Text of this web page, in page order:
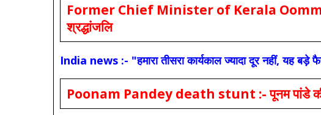
Former Chief Minister of Kerala
श्रद्धांजलि
India news :- "हमारा तीसरा कार्यकाल ज्यादा दूर नहीं, यह
Poonam Pandey death stunt :- पूनम पांडे की